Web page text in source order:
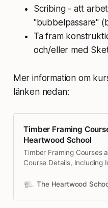
Scribing - att
"bubbelpassare"
Ta fram
och/eller med
Mer information om
länken nedan:
Timber Framing
Heartwood School
Timber Framing Courses
Course Details, Including
Heartwood School!
The Heartwood